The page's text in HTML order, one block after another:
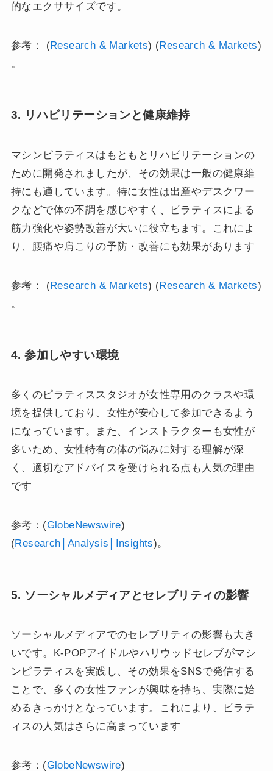
的なエクササイズです。
​参考： (Research & Markets)​​ (Research & Markets)​
。
3. リハビリテーションと健康維持
マシンピラティスはもともとリハビリテーションの
ために開発されましたが、その効果は一般の健康維
持にも適しています。特に女性は出産やデスクワー
クなどで体の不調を感じやすく、ピラティスによる
筋力強化や姿勢改善が大いに役立ちます。これによ
り、腰痛や肩こりの予防・改善にも効果があります​
参考： (Research & Markets)​​ (Research & Markets)​
。
4. 参加しやすい環境
多くのピラティススタジオが女性専用のクラスや環
境を提供しており、女性が安心して参加できるよう
になっています。また、インストラクターも女性が
多いため、女性特有の体の悩みに対する理解が深
く、適切なアドバイスを受けられる点も人気の理由
です​
参考：(GlobeNewswire)​​
(Research│Analysis│Insights)​。
5. ソーシャルメディアとセレブリティの影響
ソーシャルメディアでのセレブリティの影響も大き
いです。K-POPアイドルやハリウッドセレブがマシ
ンピラティスを実践し、その効果をSNSで発信する
ことで、多くの女性ファンが興味を持ち、実際に始
めるきっかけとなっています。これにより、ピラテ
ィスの人気はさらに高まっています​
参考：(GlobeNewswire)​​